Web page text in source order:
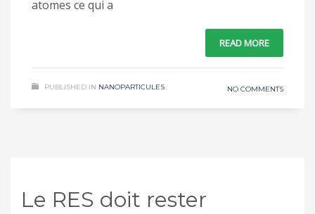
atomes ce qui a
READ MORE
PUBLISHED IN NANOPARTICULES NO COMMENTS
Le RES doit rester